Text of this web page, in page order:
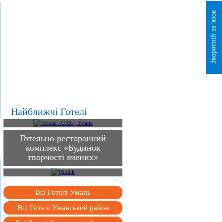
Найближчі Готелі
Готель «СОК», Умань
Готельно-ресторанний
комплекс «Будинок
творчості вчених»
Hindik
Всі Готелі Умань
Всі Готелі Уманський район
Зворотній зв`язок